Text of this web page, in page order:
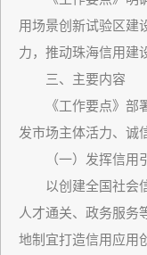
用场景创新试验区建
力，推动珠海信用建
三、主要内容
《工作要点》部署
发市场主体活力、诚
（一）发挥信用引
以创建全国社会信
人才通关、政务服务
地制宜打造信用应用